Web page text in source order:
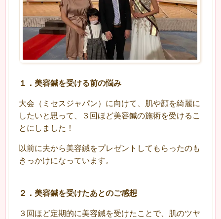
１．美容鍼を受ける前の悩み
大会（ミセスジャパン）に向けて、肌や顔を綺麗に
したいと思って、３回ほど美容鍼の施術を受けるこ
とにしました！
以前に夫から美容鍼をプレゼントしてもらったのも
きっかけになっています。
２ ． 美容鍼を受けたあとのご感想
３回ほど定期的に美容鍼を受けたことで、肌のツヤ